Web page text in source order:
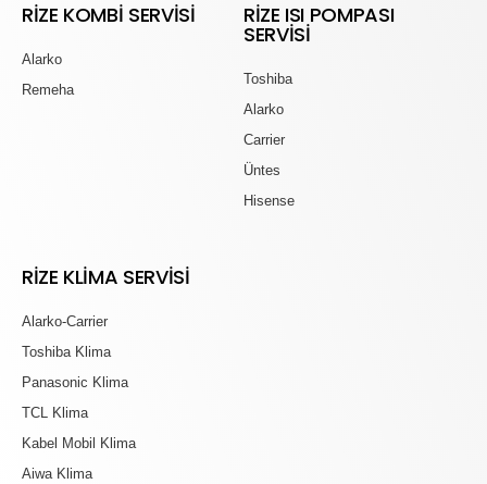
RIZE KOMBI SERVISI
Alarko
Remeha
RIZE ISI POMPASI
SERVISI
Toshiba
Alarko
Carrier
Üntes
Hisense
RIZE KLIMA SERVISI
Alarko-Carrier
Toshiba Klima
Panasonic Klima
TCL Klima
Kabel Mobil Klima
Aiwa Klima